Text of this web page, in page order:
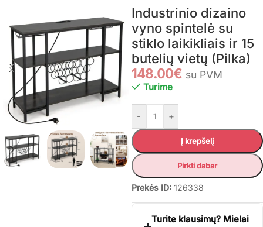
Industrinio dizaino
vyno spintelė su
stiklo laikikliais ir 15
butelių vietų (Pilka)
148.00€ su PVM
Turime
- +
Į krepšelį
Pirkti dabar
Prekės ID: 126338
Turite klausimų? Mielai